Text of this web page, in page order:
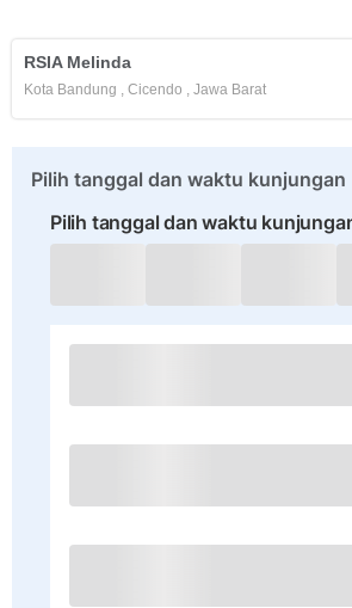
RSIA Melinda
Kota Bandung , Cicendo , Jawa Barat
Pilih tanggal dan waktu kunjungan
Pilih tanggal dan waktu